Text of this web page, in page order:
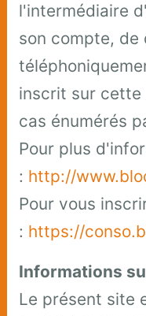
l'intermédiaire
son compte, de
inscrit sur cette
cas énumérés
Pour plus
: http://
Pour vous
: https://
Informations
Le présent site